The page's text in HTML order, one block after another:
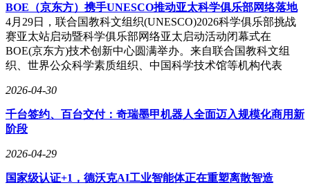
BOE（京东方）携手UNESCO推动亚太科学俱乐部网络落地
4月29日，联合国教科文组织(UNESCO)2026科学俱乐部挑战
赛亚太站启动暨科学俱乐部网络亚太启动活动闭幕式在
BOE(京东方)技术创新中心圆满举办。来自联合国教科文组
织、世界公众科学素质组织、中国科学技术馆等机构代表
2026-04-30
千台签约、百台交付：奇瑞墨甲机器人全面迈入规模化商用新
阶段
2026-04-29
国家级认证+1，德沃克AI工业智能体正在重塑离散智造